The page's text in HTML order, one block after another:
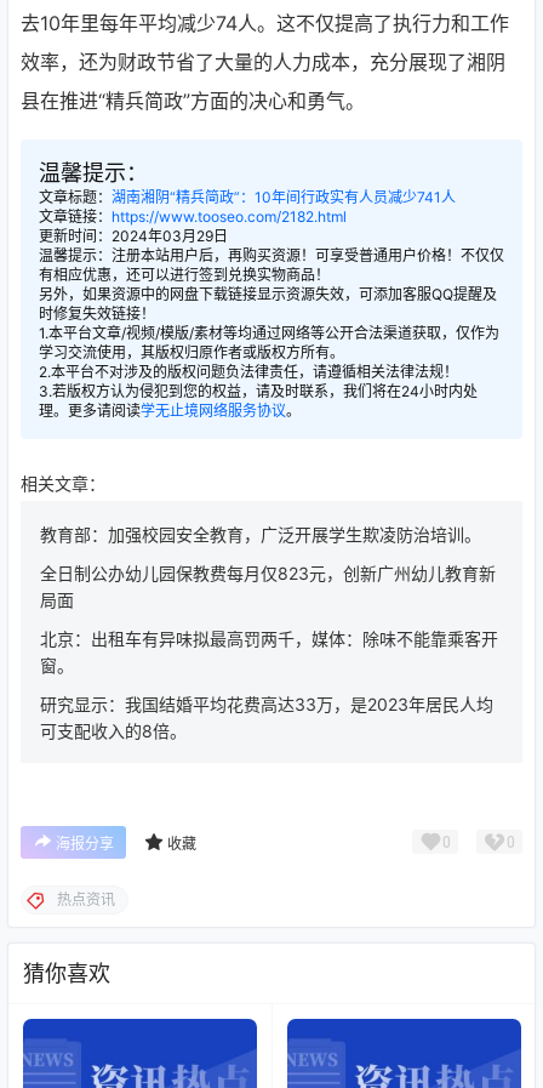
去10年里每年平均减少74人。这不仅提高了执行力和工作
效率，还为财政节省了大量的人力成本，充分展现了湘阴
县在推进“精兵简政”方面的决心和勇气。
温馨提示：
文章标题： 湖南湘阴“精兵简政”：10年间行政实有人员减少741人
文章链接： https://www.tooseo.com/2182.html
更新时间：2024年03月29日
温馨提示：注册本站用户后，再购买资源！可享受普通用户价格！不仅仅
有相应优惠，还可以进行签到兑换实物商品！
另外，如果资源中的网盘下载链接显示资源失效，可添加客服QQ提醒及
时修复失效链接！
1.本平台文章/视频/模版/素材等均通过网络等公开合法渠道获取，仅作为
学习交流使用，其版权归原作者或版权方所有。
2.本平台不对涉及的版权问题负法律责任，请遵循相关法律法规！
3.若版权方认为侵犯到您的权益，请及时联系，我们将在24小时内处
理。更多请阅读学无止境网络服务协议。
相关文章：
教育部：加强校园安全教育，广泛开展学生欺凌防治培训。
全日制公办幼儿园保教费每月仅823元，创新广州幼儿教育新
局面
北京：出租车有异味拟最高罚两千，媒体：除味不能靠乘客开
窗。
研究显示：我国结婚平均花费高达33万，是2023年居民人均
可支配收入的8倍。
海报分享 收藏 0 0
热点资讯
猜你喜欢